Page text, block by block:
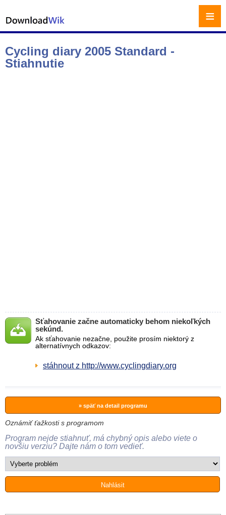
Cycling diary 2005 Standard -
Stiahnutie
Sťahovanie začne automaticky behom niekoľkých
sekúnd.
Ak sťahovanie nezačne, použite prosím niektorý z
alternatívnych odkazov:
stáhnout z http://www.cyclingdiary.org
» späť na detail programu
Oznámiť ťažkosti s programom
Program nejde stiahnuť, má chybný opis alebo viete o
novšiu verziu? Dajte nám o tom vedieť.
≡